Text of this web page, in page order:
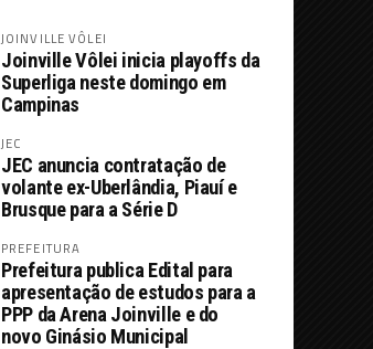
JOINVILLE VÔLEI
Joinville Vôlei inicia playoffs da
Superliga neste domingo em
Campinas
JEC
JEC anuncia contratação de
volante ex-Uberlândia, Piauí e
Brusque para a Série D
PREFEITURA
Prefeitura publica Edital para
apresentação de estudos para a
PPP da Arena Joinville e do
novo Ginásio Municipal